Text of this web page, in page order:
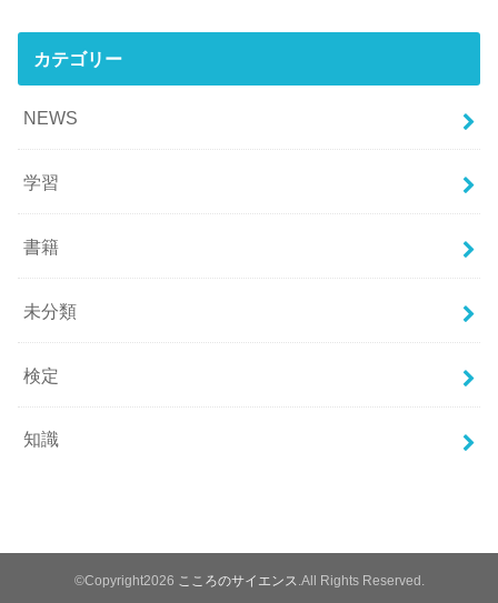
カテゴリー
NEWS
学習
書籍
未分類
検定
知識
©Copyright2026 こころのサイエンス .All Rights Reserved.